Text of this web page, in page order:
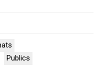
Publics